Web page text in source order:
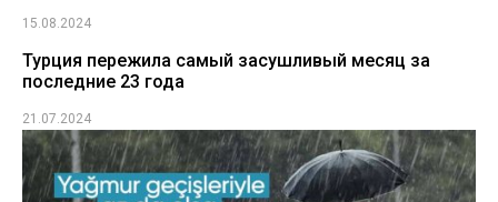
15.08.2024
Турция пережила самый засушливый месяц за
последние 23 года
21.07.2024